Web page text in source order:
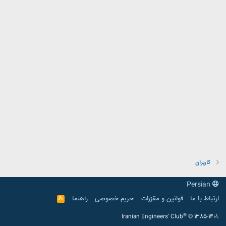
کاربران
ارتباط با ما
قوانین و مقرّرات حریم خصوصی راهنما
R
S
Iranian Engineers' Club® © 1385-1401.